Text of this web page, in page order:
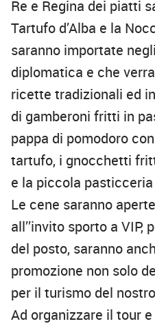
Re e Regina dei piatti
Tartufo d’Alba e la
saranno importate
diplomatica e che
ricette tradizionali ed
di gamberoni fritti in
pappa di pomodoro
tartufo, i gnocchetti
e la piccola
Le cene saranno
all’’invito sporto a
del posto, saranno
promozione non solo
per il turismo del
Ad organizzare il tour